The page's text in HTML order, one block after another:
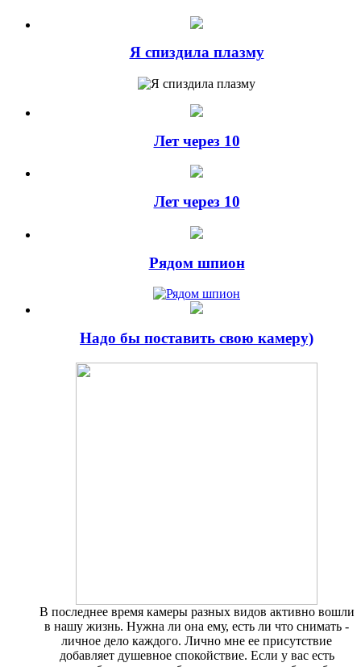
Я спиздила плазму
Лет через 10
Лет через 10
Рядом шпион
Надо бы поставить свою камеру)
В последнее время камеры разных видов активно вошли
в нашу жизнь. Нужна ли она ему, есть ли что снимать -
личное дело каждого. Лично мне ее присутствие
добавляет душевное спокойствие. Если у вас есть